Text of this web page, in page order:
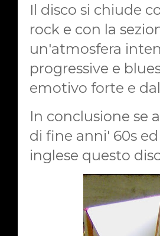
Il disco si chiude
rock e con la
un'atmosfera
progressive e
emotivo forte e
In conclusione se
di fine anni' 60s
inglese questo